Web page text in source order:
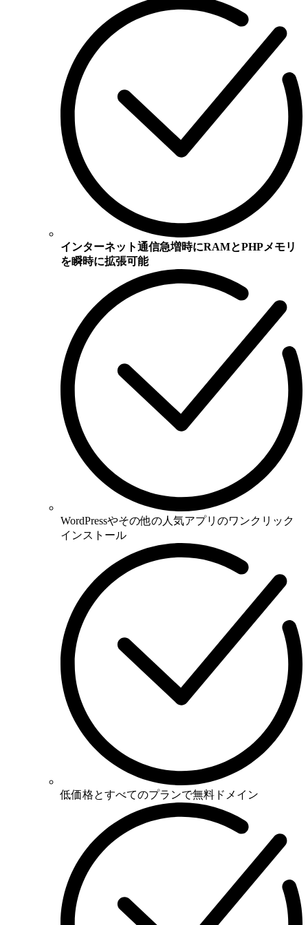
インターネット通信急増時にRAMとPHPメモリ
を瞬時に拡張可能
WordPressやその他の人気アプリのワンクリック
インストール
低価格とすべてのプランで無料ドメイン